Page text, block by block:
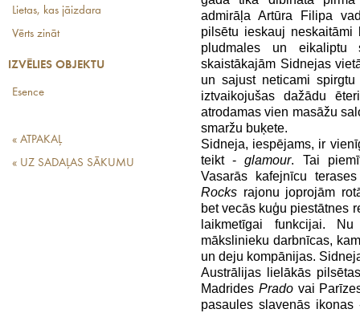
Lietas, kas jāizdara
Vērts zināt
IZVĒLIES OBJEKTU
Esence
« ATPAKAĻ
« UZ SADAĻAS SĀKUMU
admirāļa Artūra Filipa
pilsētu ieskauj
pludmales un eikaliptu
skaistākajām Sidnejas
un sajust neticami
iztvaikojušas dažādu
atrodamas vien masāžu
smaržu buķete.
Sidneja, iespējams, ir
teikt -glamour. Tai
Vasarās kafejnīcu
Rocks rajonu joprojām
bet vecās kuģu piestātnes
laikmetīgai funkcijai.
mākslinieku darbnīcas,
un deju kompānijas.
Austrālijas lielākās
Madrides Pradovai
pasaules slavenās